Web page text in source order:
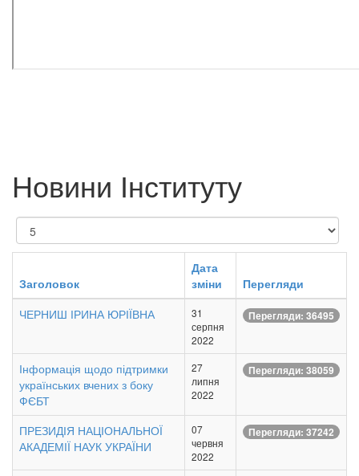
Новини Інституту
Показувати
Заголовок
Дата
зміни
Перегляди
ЧЕРНИШ ІРИНА ЮРІЇВНА
31
серпня
2022
Перегляди: 36495
Інформація щодо підтримки
українських вчених з боку
ФЄБТ
27
липня
2022
Перегляди: 38059
ПРЕЗИДІЯ НАЦІОНАЛЬНОЇ
АКАДЕМІЇ НАУК УКРАЇНИ
07
червня
2022
Перегляди: 37242